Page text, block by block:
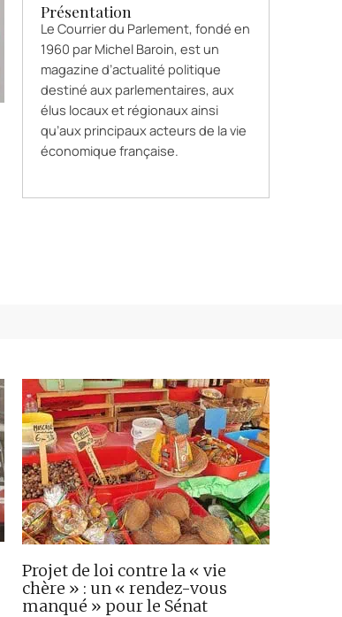
Présentation
Le Courrier du Parlement, fondé en
1960 par Michel Baroin, est un
magazine d’actualité politique
destiné aux parlementaires, aux
élus locaux et régionaux ainsi
qu’aux principaux acteurs de la vie
économique française.
Projet de loi contre la « vie
chère » : un « rendez-vous
manqué » pour le Sénat